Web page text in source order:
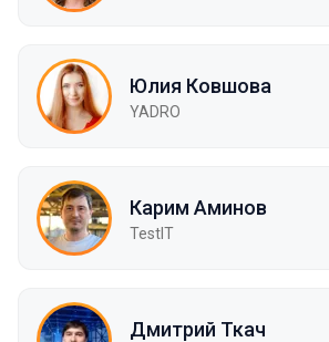
Юлия Ковшова
YADRO
Карим Аминов
TestIT
Дмитрий Ткач